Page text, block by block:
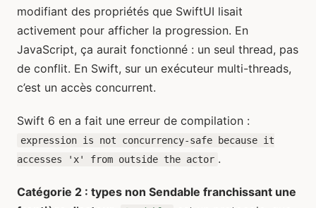
modifiant des propriétés que SwiftUI lisait
activement pour afficher la progression. En
JavaScript, ça aurait fonctionné : un seul thread, pas
de conflit. En Swift, sur un exécuteur multi-threads,
c’est un accès concurrent.
Swift 6 en a fait une erreur de compilation :
expression is not concurrency-safe because it
accesses 'x' from outside the actor .
Catégorie 2 : types non Sendable franchissant une